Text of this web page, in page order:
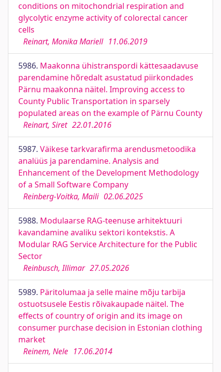
conditions on mitochondrial respiration and
glycolytic enzyme activity of colorectal cancer
cells
Reinart, Monika Mariell 11.06.2019
5986. Maakonna ühistranspordi kättesaadavuse
parendamine hõredalt asustatud piirkondades
Pärnu maakonna näitel. Improving access to
County Public Transportation in sparsely
populated areas on the example of Pärnu County
Reinart, Siret 22.01.2016
5987. Väikese tarkvarafirma arendusmetoodika
analüüs ja parendamine. Analysis and
Enhancement of the Development Methodology
of a Small Software Company
Reinberg-Voitka, Maili 02.06.2025
5988. Modulaarse RAG-teenuse arhitektuuri
kavandamine avaliku sektori kontekstis. A
Modular RAG Service Architecture for the Public
Sector
Reinbusch, Illimar 27.05.2026
5989. Päritolumaa ja selle maine mõju tarbija
ostuotsusele Eestis rõivakaupade näitel. The
effects of country of origin and its image on
consumer purchase decision in Estonian clothing
market
Reinem, Nele 17.06.2014